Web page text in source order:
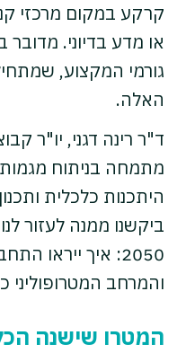
קרקע במקום מרכזי
או מדע בדיוני.
גורמי המקצוע,
האלה.
ד"ר רינה דגני, יו"ר
מתמחה בניתוח
היתכנות כלכלית
ביקשנו ממנה לעזור
2050: איך ייראו התחבורה,
והמרחב המטרופוליני
המטרו שישנה